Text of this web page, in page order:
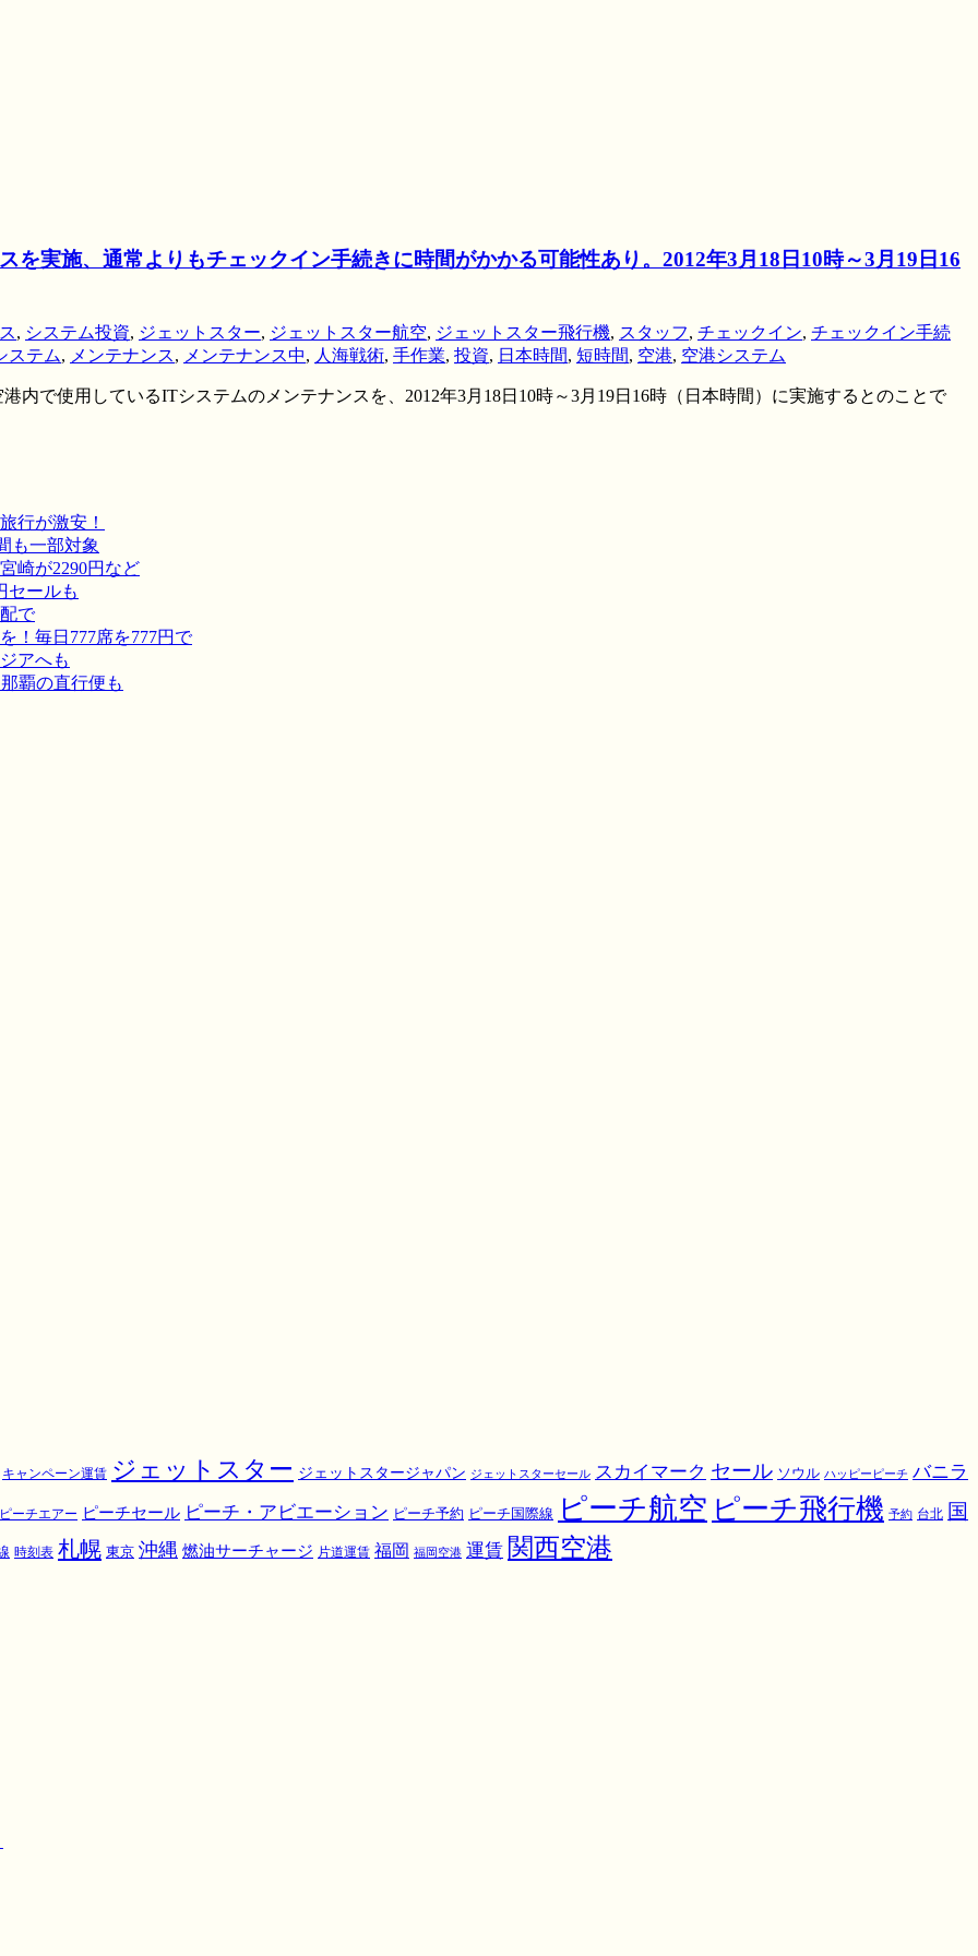
を実施、通常よりもチェックイン手続きに時間がかかる可能性あり。2012年3月18日10時～3月19日16
, システム投資, ジェットスター, ジェットスター航空, ジェットスター飛行機, スタッフ, チェックイン, チェックイン手続
ステム, メンテナンス, メンテナンス中, 人海戦術, 手作業, 投資, 日本時間, 短時間, 空港, 空港システム
内で使用しているITシステムのメンテナンスを、2012年3月18日10時～3月19日16時（日本時間）に実施するとのことで
行が激安！
も一部対象
崎が2290円など
セールも
で
！毎日777席を777円で
アへも
覇の直行便も
キャンペーン運賃 ジェットスター ジェットスタージャパン ジェットスターセール スカイマーク セール ソウル ハッピーピーチ バニラ
ピーチエアー ピーチセール ピーチ・アビエーション ピーチ予約 ピーチ国際線 ピーチ航空 ピーチ飛行機 予約 台北 国
時刻表 札幌 東京 沖縄 燃油サーチャージ 片道運賃 福岡 福岡空港 運賃 関西空港